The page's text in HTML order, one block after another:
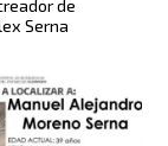
de
Serna